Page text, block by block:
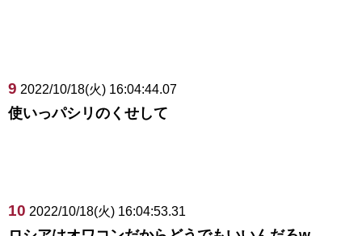
9 2022/10/18(火) 16:04:44.07
使いっパシリのくせして
10 2022/10/18(火) 16:04:53.31